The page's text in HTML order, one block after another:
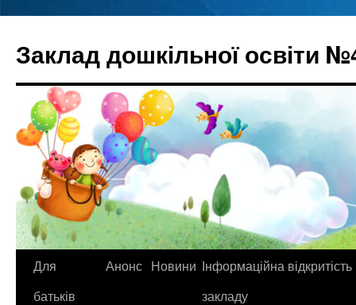
вмісту
Заклад дошкільної освіти
Для
батьків
Анонс Новини Інформаційна відкритість
закладу